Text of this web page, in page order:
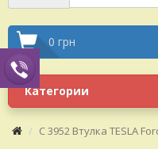
0 грн
Категории
C 3952 Втулка TESLA